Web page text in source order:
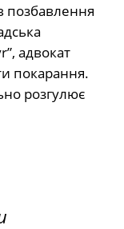
позбавлення
адвокат
покарання.
розгулює